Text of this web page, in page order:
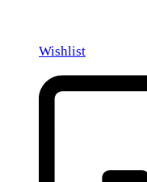
Wishlist